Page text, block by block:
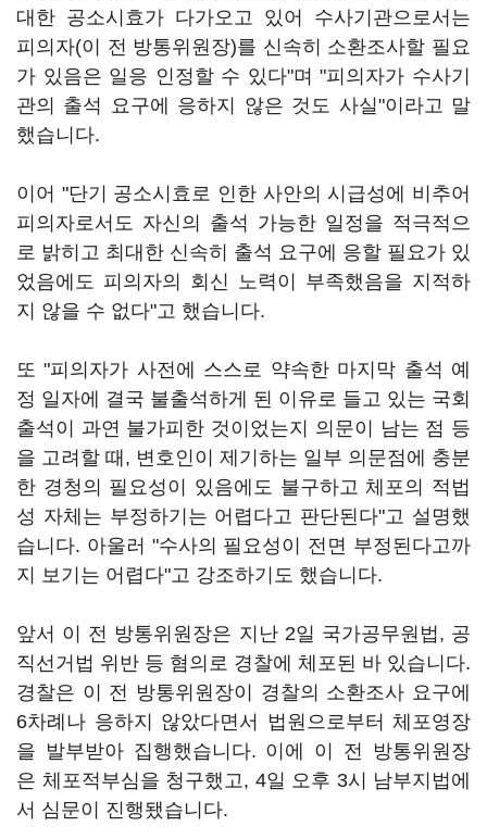
대한 공소시효가 다가오고 있어 수사기관으로서는
피의자(이 전 방통위원장)를 신속히 소환조사할 필요
가 있음은 일응 인정할 수 있다"며 "피의자가 수사기
관의 출석 요구에 응하지 않은 것도 사실"이라고 말
했습니다.
이어 "단기 공소시효로 인한 사안의 시급성에 비추어
피의자로서도 자신의 출석 가능한 일정을 적극적으
로 밝히고 최대한 신속히 출석 요구에 응할 필요가 있
었음에도 피의자의 회신 노력이 부족했음을 지적하
지 않을 수 없다"고 했습니다.
또 "피의자가 사전에 스스로 약속한 마지막 출석 예
정 일자에 결국 불출석하게 된 이유로 들고 있는 국회
출석이 과연 불가피한 것이었는지 의문이 남는 점 등
을 고려할 때, 변호인이 제기하는 일부 의문점에 충분
한 경청의 필요성이 있음에도 불구하고 체포의 적법
성 자체는 부정하기는 어렵다고 판단된다"고 설명했
습니다. 아울러 "수사의 필요성이 전면 부정된다고까
지 보기는 어렵다"고 강조하기도 했습니다.
앞서 이 전 방통위원장은 지난 2일 국가공무원법, 공
직선거법 위반 등 혐의로 경찰에 체포된 바 있습니다.
경찰은 이 전 방통위원장이 경찰의 소환조사 요구에
6차례나 응하지 않았다면서 법원으로부터 체포영장
을 발부받아 집행했습니다. 이에 이 전 방통위원장
은 체포적부심을 청구했고, 4일 오후 3시 남부지법에
서 심문이 진행됐습니다.